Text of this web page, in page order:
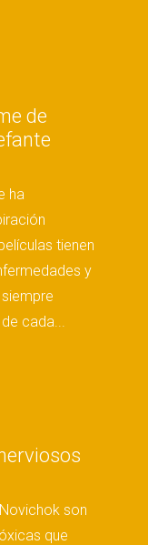
de
ha
tienen
y
cada...
son
que